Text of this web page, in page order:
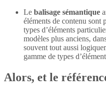
Le balisage sémantique
éléments de contenu sont
types d’éléments
modèles plus anciens,
souvent tout aussi
gamme de types
Alors, et le